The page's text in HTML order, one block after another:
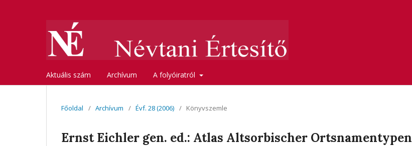
Aktuális szám Archívum A folyóiratról
Főoldal / Archívum / Évf. 28 (2006) / Könyvszemle
Ernst Eichler gen. ed.: Atlas Altsorbischer Ortsnamentypen